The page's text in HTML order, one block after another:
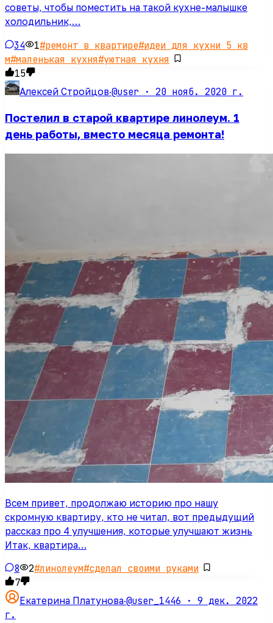
советы, чтобы поместить на такой кухне-малышке
холодильник,…
34 1#ремонт в квартире#идеи для кухни 5 кв
м#маленькая кухня#уютная кухня
15
Алексей Стройцов·@user · 20 нояб. 2020 г.
Постелил в старой квартире линолеум. 1
день работы, вместо месяца ремонта!
Всем привет, продолжаю историю про нашу
скромную квартиру, кто не читал, вот предыдущий
рассказ про 4 улучшения, которые улучшают жизнь
Итак, квартира…
8 2#линолеум#сделал своими руками
7
Екатерина Платунова·@user_1446 · 9 дек. 2022
г.